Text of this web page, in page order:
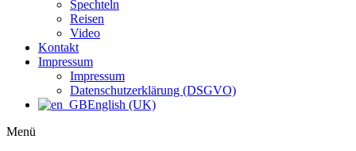
Spechteln
Reisen
Video
Kontakt
Impressum
Impressum
Datenschutzerklärung (DSGVO)
English (UK)
Menü